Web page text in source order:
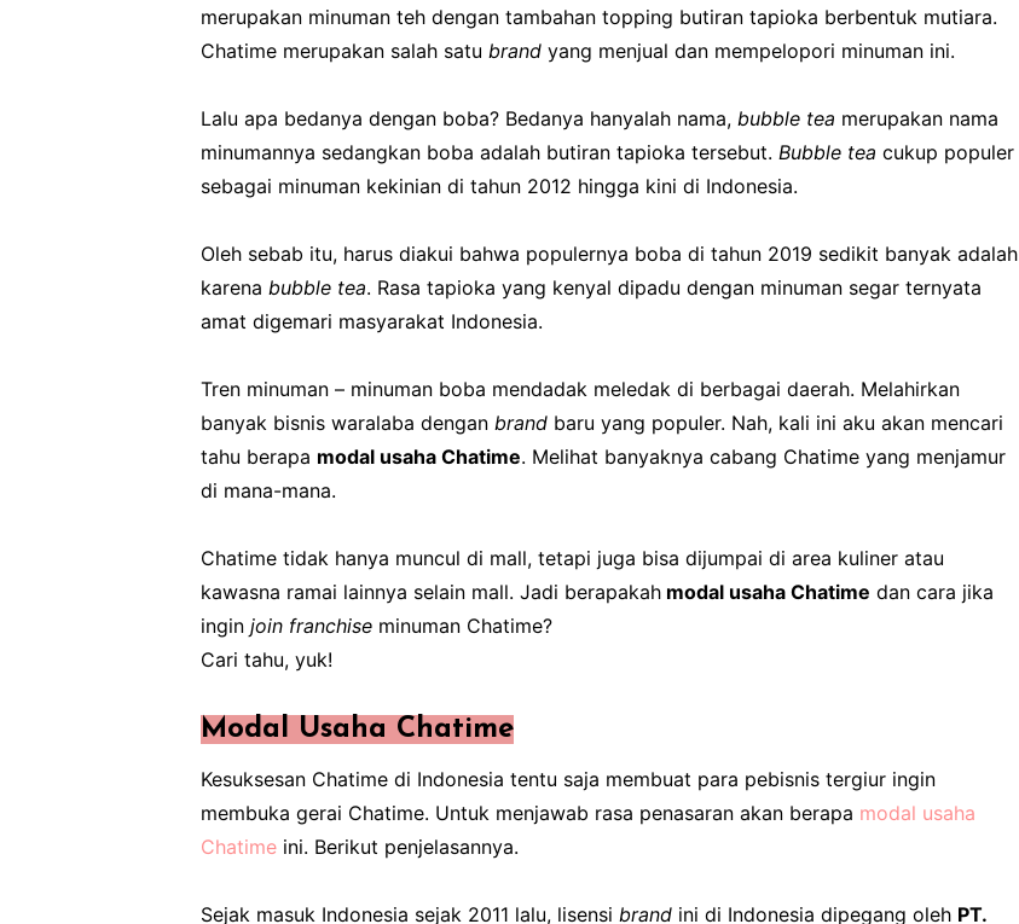
merupakan minuman teh dengan tambahan topping butiran tapioka berbentuk mutiara.
Chatime merupakan salah satu brand yang menjual dan mempelopori minuman ini.
Lalu apa bedanya dengan boba? Bedanya hanyalah nama, bubble tea merupakan nama
minumannya sedangkan boba adalah butiran tapioka tersebut. Bubble tea cukup populer
sebagai minuman kekinian di tahun 2012 hingga kini di Indonesia.
Oleh sebab itu, harus diakui bahwa populernya boba di tahun 2019 sedikit banyak adalah
karena bubble tea. Rasa tapioka yang kenyal dipadu dengan minuman segar ternyata
amat digemari masyarakat Indonesia.
Tren minuman – minuman boba mendadak meledak di berbagai daerah. Melahirkan
banyak bisnis waralaba dengan brand baru yang populer. Nah, kali ini aku akan mencari
tahu berapa modal usaha Chatime. Melihat banyaknya cabang Chatime yang menjamur
di mana-mana.
Chatime tidak hanya muncul di mall, tetapi juga bisa dijumpai di area kuliner atau
kawasna ramai lainnya selain mall. Jadi berapakah modal usaha Chatime dan cara jika
ingin join franchise minuman Chatime?
Cari tahu, yuk!
Modal Usaha Chatime
Kesuksesan Chatime di Indonesia tentu saja membuat para pebisnis tergiur ingin
membuka gerai Chatime. Untuk menjawab rasa penasaran akan berapa modal usaha
Chatime ini. Berikut penjelasannya.
Sejak masuk Indonesia sejak 2011 lalu, lisensi brand ini di Indonesia dipegang oleh PT.